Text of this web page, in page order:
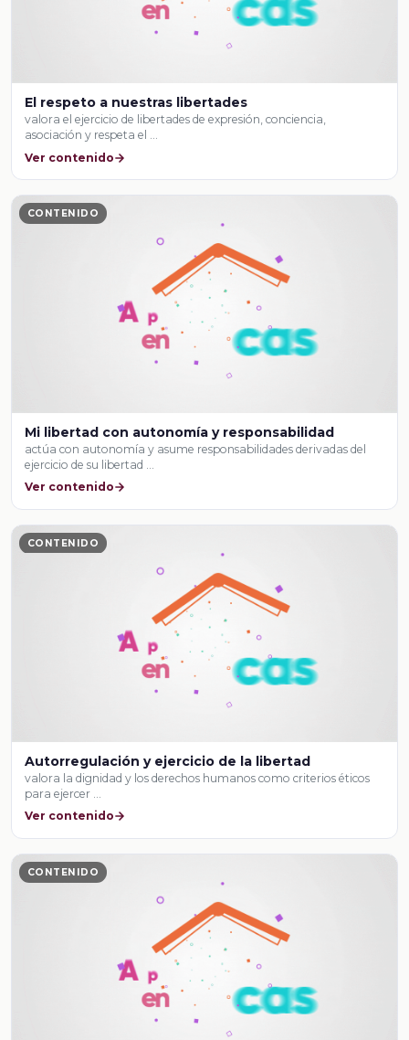
El respeto a nuestras libertades
valora el ejercicio de libertades de expresión, conciencia,
asociación y respeta el …
Ver contenido
CONTENIDO
Mi libertad con autonomía y responsabilidad
actúa con autonomía y asume responsabilidades derivadas del
ejercicio de su libertad …
Ver contenido
CONTENIDO
Autorregulación y ejercicio de la libertad
valora la dignidad y los derechos humanos como criterios éticos
para ejercer …
Ver contenido
CONTENIDO